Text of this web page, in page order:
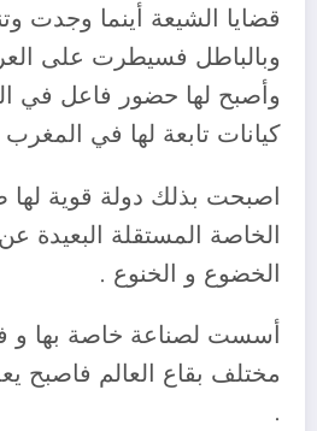
قضايا الشيعة أينما وجدت
وبالباطل فسيطرت على
وأصبح لها حضور فاعل في
كيانات تابعة لها في
اصبحت بذلك دولة قوية لها
الخاصة المستقلة البعيدة
الخضوع و الخنوع .
أسست لصناعة خاصة بها و
مختلف بقاع العالم فاصبح
.